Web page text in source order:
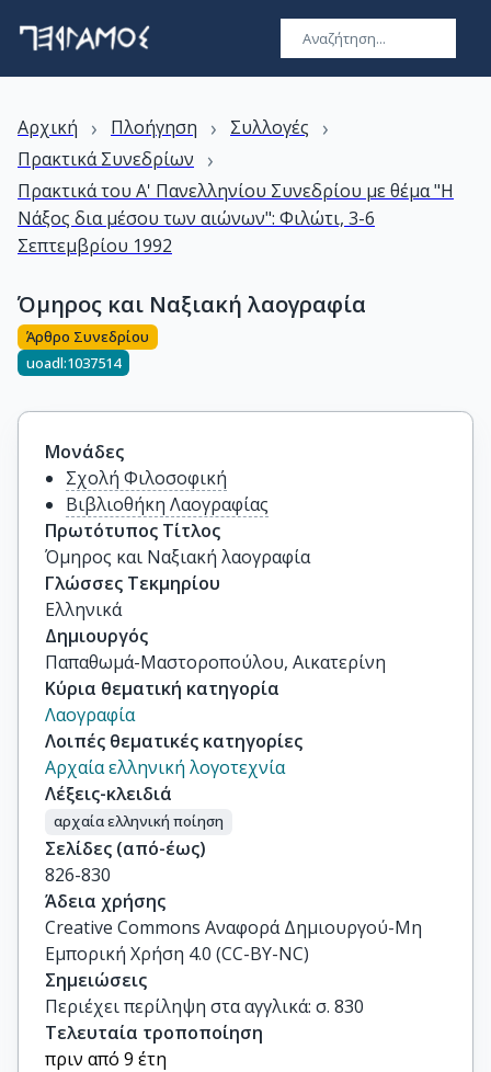
Αρχική › Πλοήγηση › Συλλογές ›
Πρακτικά Συνεδρίων ›
Πρακτικά του Α' Πανελληνίου Συνεδρίου με θέμα "Η
Νάξος δια μέσου των αιώνων": Φιλώτι, 3-6
Σεπτεμβρίου 1992
Όμηρος και Ναξιακή λαογραφία
Άρθρο Συνεδρίου
uoadl:1037514
Μονάδες
Σχολή Φιλοσοφική
Βιβλιοθήκη Λαογραφίας
Πρωτότυπος Τίτλος
Όμηρος και Ναξιακή λαογραφία
Γλώσσες Τεκμηρίου
Ελληνικά
Δημιουργός
Παπαθωμά-Μαστοροπούλου, Αικατερίνη
Κύρια θεματική κατηγορία
Λαογραφία
Λοιπές θεματικές κατηγορίες
Αρχαία ελληνική λογοτεχνία
Λέξεις-κλειδιά
αρχαία ελληνική ποίηση
Σελίδες (από-έως)
826-830
Άδεια χρήσης
Creative Commons Αναφορά Δημιουργού-Μη
Εμπορική Χρήση 4.0 (CC-BY-NC)
Σημειώσεις
Περιέχει περίληψη στα αγγλικά: σ. 830
Τελευταία τροποποίηση
πριν από 9 έτη